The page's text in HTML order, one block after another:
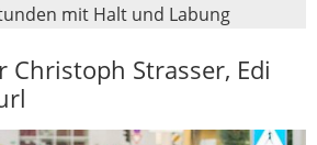
mit Halt und Labung
Christoph Strasser, Edi